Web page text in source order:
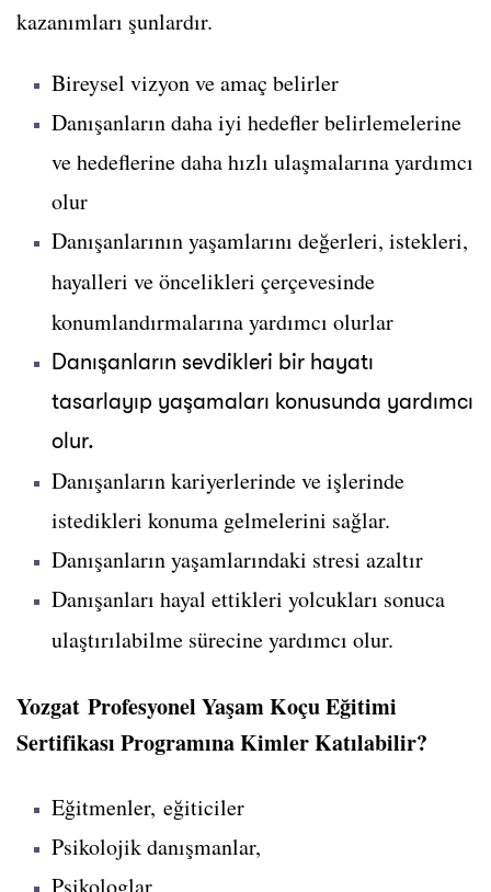
kazanımları şunlardır.
Bireysel vizyon ve amaç belirler
Danışanların daha iyi hedefler belirlemelerine
ve hedeflerine daha hızlı ulaşmalarına yardımcı
olur
Danışanlarının yaşamlarını değerleri, istekleri,
hayalleri ve öncelikleri çerçevesinde
konumlandırmalarına yardımcı olurlar
Danışanların sevdikleri bir hayatı
tasarlayıp yaşamaları konusunda yardımcı
olur.
Danışanların kariyerlerinde ve işlerinde
istedikleri konuma gelmelerini sağlar.
Danışanların yaşamlarındaki stresi azaltır
Danışanları hayal ettikleri yolcukları sonuca
ulaştırılabilme sürecine yardımcı olur.
Yozgat Profesyonel Yaşam Koçu Eğitimi
Sertifikası Programına Kimler Katılabilir?
Eğitmenler, eğiticiler
Psikolojik danışmanlar,
Psikologlar,